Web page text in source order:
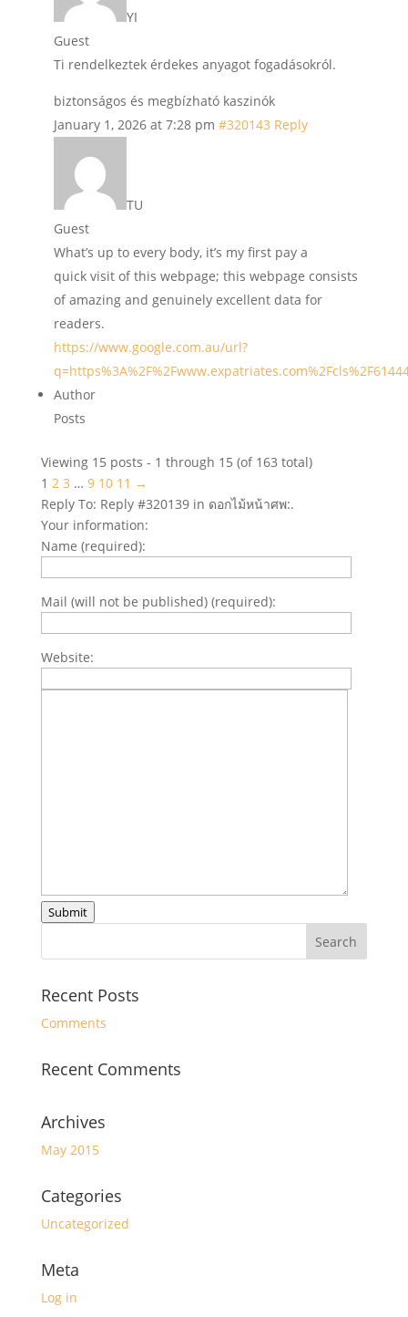
YI
Guest
Ti rendelkeztek érdekes anyagot fogadásokról.
biztonságos és megbízható kaszinók
January 1, 2026 at 7:28 pm #320143 Reply
TU
Guest
What’s up to every body, it’s my first pay a
quick visit of this webpage; this webpage consists
of amazing and genuinely excellent data for
readers.
https://www.google.com.au/url?
Author
Posts
Viewing 15 posts - 1 through 15 (of 163 total)
1 2 3 … 9 10 11 →
Reply To: Reply #320139 in ดอกไม้หน้าศพ:.
Your information:
Name (required):
Mail (will not be published) (required):
Website:
Submit
Recent Posts
Comments
Recent Comments
Archives
May 2015
Categories
Uncategorized
Meta
Log in